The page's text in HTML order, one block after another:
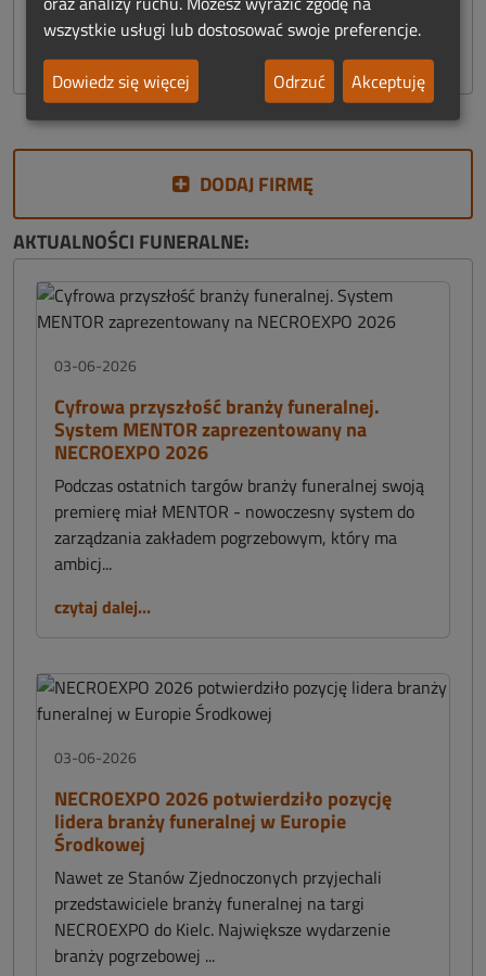
Znicze
Sklep Funeralny
DODAJ FIRMĘ
AKTUALNOŚCI FUNERALNE:
03-06-2026
Cyfrowa przyszłość branży funeralnej.
System MENTOR zaprezentowany na
NECROEXPO 2026
Podczas ostatnich targów branży funeralnej swoją
premierę miał MENTOR - nowoczesny system do
zarządzania zakładem pogrzebowym, który ma
ambicj...
czytaj dalej...
03-06-2026
NECROEXPO 2026 potwierdziło pozycję
lidera branży funeralnej w Europie
Środkowej
Nawet ze Stanów Zjednoczonych przyjechali
przedstawiciele branży funeralnej na targi
NECROEXPO do Kielc. Największe wydarzenie
branży pogrzebowej ...
wszystkie usługi lub dostosować swoje preferencje.
Dowiedz się więcej
Odrzuć Akceptuję